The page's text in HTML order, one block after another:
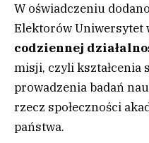
W oświadczeniu
Elektorów Uniwersytet
codziennej
misji, czyli kształcenia
prowadzenia badań
rzecz społeczności
państwa.